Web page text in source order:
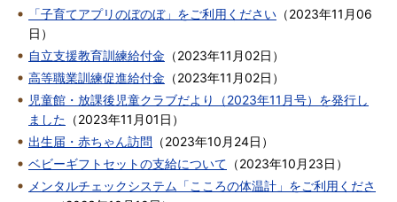
「子育てアプリのぼのぼ」をご利用ください （2023年11月06
日 ）
自立支援教育訓練給付金 （2023年11月02日 ）
高等職業訓練促進給付金 （2023年11月02日 ）
児童館・放課後児童クラブだより（2023年11月号）を発行し
ました （2023年11月01日 ）
出生届・赤ちゃん訪問 （2023年10月24日 ）
ベビーギフトセットの支給について （2023年10月23日 ）
メンタルチェックシステム「こころの体温計」をご利用くださ